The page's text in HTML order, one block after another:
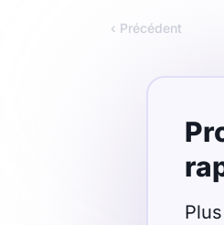
Résidence étudiante
Non meublé
‹ Précédent